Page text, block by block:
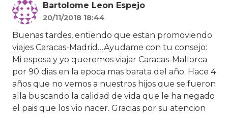
Bartolome Leon Espejo
20/11/2018 18:44
Buenas tardes, entiendo que estan promoviendo
viajes Caracas-Madrid…Ayudame con tu consejo:
Mi esposa y yo queremos viajar Caracas-Mallorca
por 90 dias en la epoca mas barata del año. Hace 4
años que no vemos a nuestros hijos que se fueron
alla buscando la calidad de vida que le ha negado
el pais que los vio nacer. Gracias por su atencion